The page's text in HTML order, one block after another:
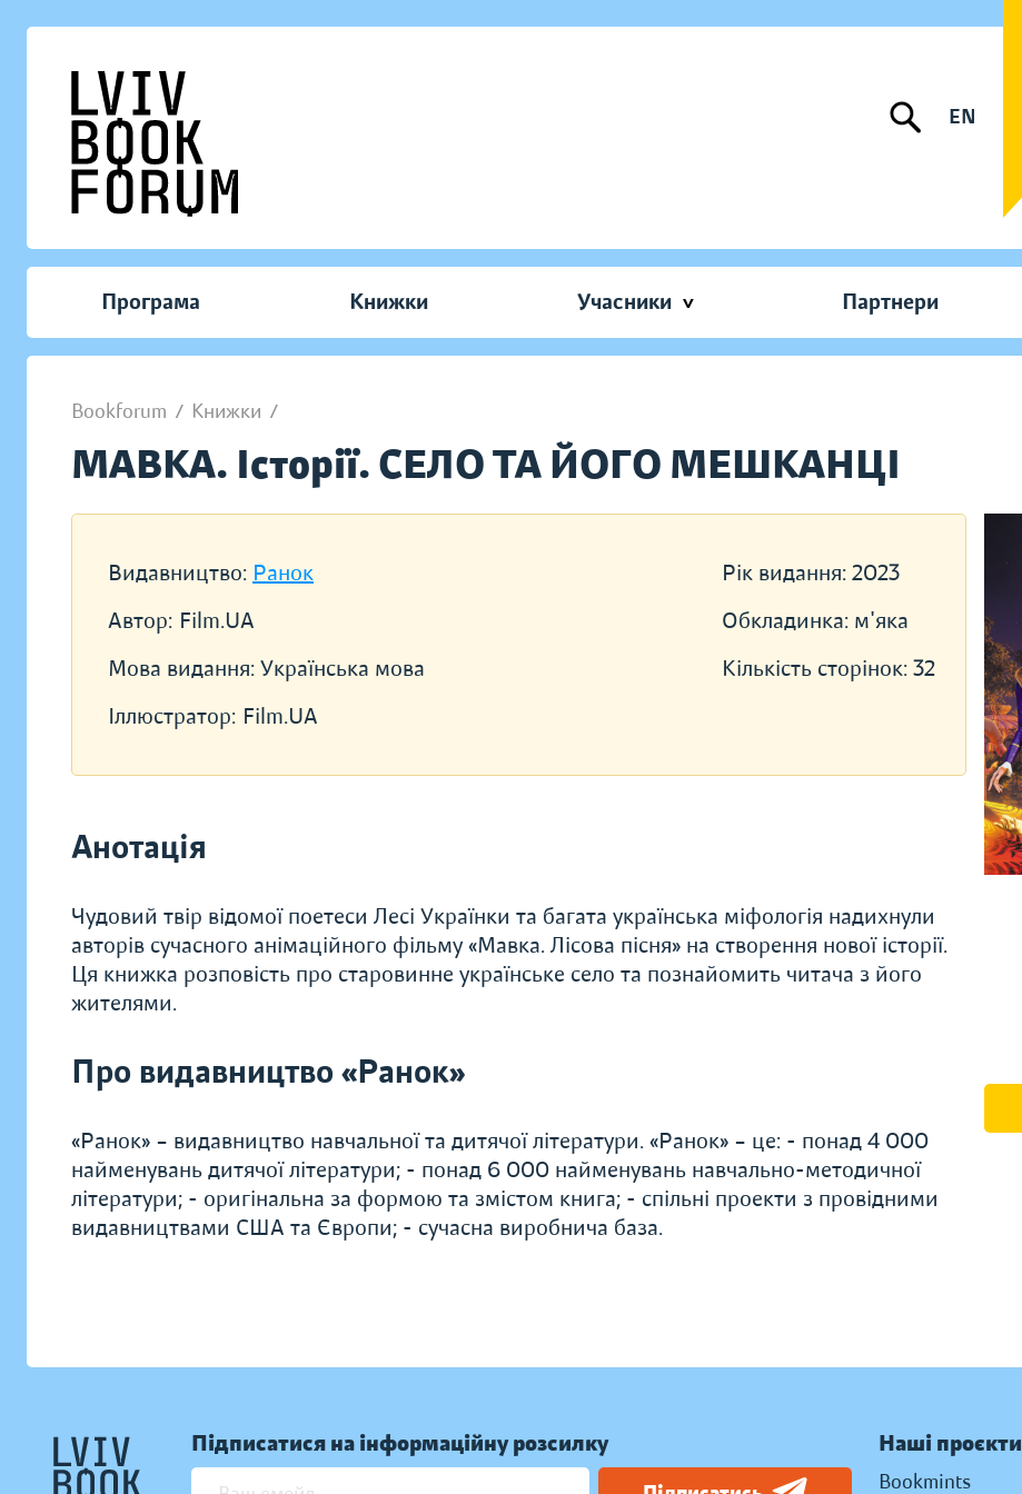
EN
Програма Книжки Учасники Партнери
Bookforum / Книжки /
МАВКА. Історії. СЕЛО ТА ЙОГО МЕШКАНЦІ
Видавництво: Ранок
Автор: Film.UA
Мова видання: Українська мова
Іллюстратор: Film.UA
Рік видання: 2023
Обкладинка: м'яка
Кількість сторінок: 32
Анотація
Чудовий твір відомої поетеси Лесі Українки та багата українська міфологія надихнули
авторів сучасного анімаційного фільму «Мавка. Лісова пісня» на створення нової історії.
Ця книжка розповість про старовинне українське село та познайомить читача з його
жителями.
Про видавництво «Ранок»
«Ранок» – видавництво навчальної та дитячої літератури. «Ранок» – це: - понад 4 000
найменувань дитячої літератури; - понад 6 000 найменувань навчально-методичної
літератури; - оригінальна за формою та змістом книга; - спільні проекти з провідними
видавництвами США та Європи; - сучасна виробнича база.
Підписатися на інформаційну розсилку Наші проєкти
Bookmints